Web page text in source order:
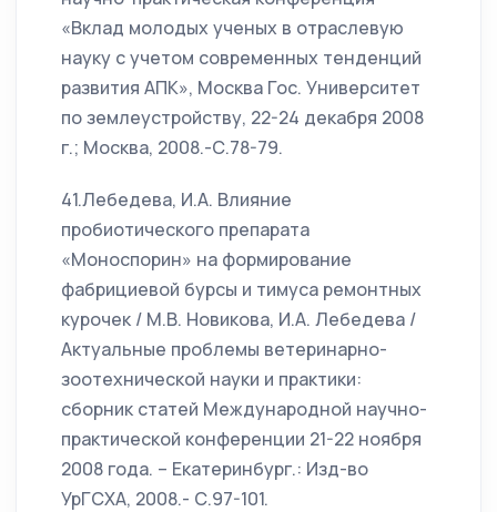
«Вклад молодых ученых в отраслевую
науку с учетом современных тенденций
развития АПК», Москва Гос. Университет
по землеустройству, 22-24 декабря 2008
г.; Москва, 2008.-С.78-79.
41.Лебедева, И.А. Влияние
пробиотического препарата
«Моноспорин» на формирование
фабрициевой бурсы и тимуса ремонтных
курочек / М.В. Новикова, И.А. Лебедева /
Актуальные проблемы ветеринарно-
зоотехнической науки и практики:
сборник статей Международной научно-
практической конференции 21-22 ноября
2008 года. – Екатеринбург.: Изд-во
УрГСХА, 2008.- С.97-101.